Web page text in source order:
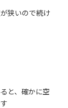
狭いので続け
と、確かに空